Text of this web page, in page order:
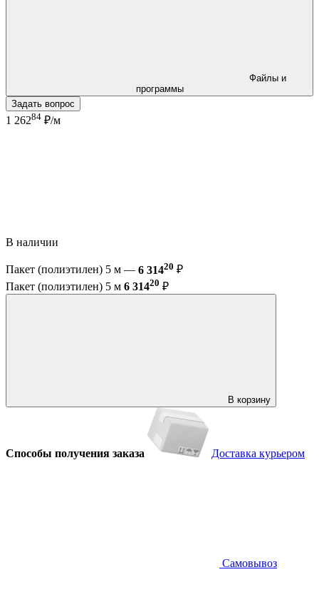
программы
Задать вопрос
1 26284 ₽/м
В наличии
Пакет (полиэтилен) 5 м — 6 31420 ₽
Пакет (полиэтилен) 5 м 6 31420 ₽
В корзину
Способы получения заказа Доставка курьером
Самовывоз